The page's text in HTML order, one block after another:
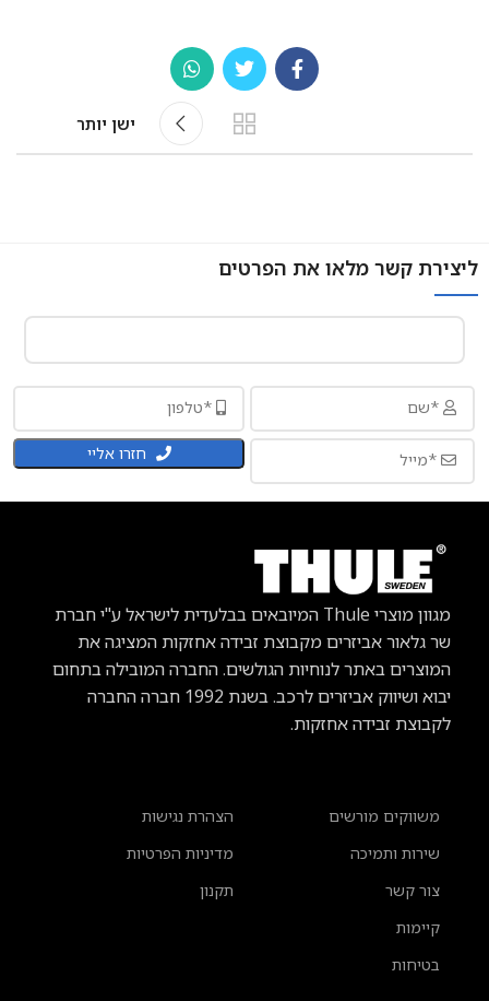
ישן יותר
ליצירת קשר מלאו את הפרטים
חזרו אליי
מגוון מוצרי Thule
המיובאים בבלעדית לישראל ע"י חברת
שר גלאור אביזרים מקבוצת זבידה אחזקות המציגה את
המוצרים באתר לנוחיות הגולשים. החברה המובילה בתחום
יבוא ושיווק אביזרים לרכב.
בשנת 1992 חברה החברה
לקבוצת זבידה אחזקות.
משווקים מורשים
שירות ותמיכה
צור קשר
קיימות
בטיחות
הצהרת נגישות
מדיניות הפרטיות
תקנון